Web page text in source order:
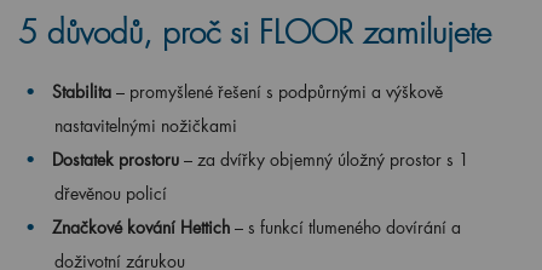
5 důvodů, proč si FLOOR zamilujete
Stabilita – promyšlené řešení s podpůrnými a výškově
nastavitelnými nožičkami
Dostatek prostoru – za dvířky objemný úložný prostor s 1
dřevěnou policí
Značkové kování Hettich – s funkcí tlumeného dovírání a
doživotní zárukou